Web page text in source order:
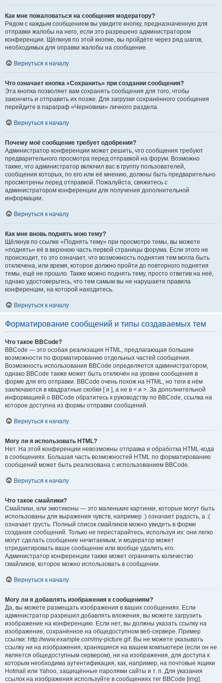
Как мне пожаловаться на сообщения модератору?
Рядом с каждым сообщением вы увидите кнопку, предназначенную для
отправки жалобы на него, если это разрешено администратором
конференции. Щёлкнув по этой кнопке, вы пройдёте через ряд шагов,
необходимых для оправки жалобы на сообщение.
Вернуться к началу
Что означает кнопка «Сохранить» при создании сообщения?
Эта кнопка позволяет вам сохранять сообщения для того, чтобы
закончить и отправить их позже. Для загрузки сохранённого сообщения
перейдите в параграф «Черновики» личного раздела.
Вернуться к началу
Почему моё сообщение требует одобрения?
Администратор конференции может решить, что сообщения требуют
предварительного просмотра перед отправкой на форум. Возможно
также, что администратор включил вас в группу пользователей,
сообщения которых, по его или её мнению, должны быть предварительно
просмотрены перед отправкой. Пожалуйста, свяжитесь с
администратором конференции для получения дополнительной
информации.
Вернуться к началу
Как мне вновь поднять мою тему?
Щёлкнув по ссылке «Поднять тему» при просмотре темы, вы можете
«поднять» её в верхнюю часть первой страницы форума. Если этого не
происходит, то это означает, что возможность поднятия тем могла быть
отключена, или время, которое должно пройти до повторного поднятия
темы, ещё не прошло. Также можно поднять тему, просто ответив на неё,
однако удостоверьтесь, что тем самым вы не нарушаете правила
конференции, на которой находитесь.
Вернуться к началу
Форматирование сообщений и типы создаваемых тем
Что такое BBCode?
BBCode — это особая реализация HTML, предлагающая большие
возможности по форматированию отдельных частей сообщения.
Возможность использования BBCode определяется администратором,
однако BBCode также может быть отключён на уровне сообщения в
форме для его отправки. BBCode очень похож на HTML, но теги в нём
заключаются в квадратные скобки [ и ], а не в < и >. За дополнительной
информацией о BBCode обратитесь к руководству по BBCode, ссылка на
которое доступна из формы отправки сообщений.
Вернуться к началу
Могу ли я использовать HTML?
Нет. На этой конференции невозможны отправка и обработка HTML-кода
в сообщениях. Большая часть возможностей HTML по форматированию
сообщений может быть реализована с использованием BBCode.
Вернуться к началу
Что такое смайлики?
Смайлики, или эмотиконы — это маленькие картинки, которые могут быть
использованы для выражения чувств, например :) означает радость, а :(
означает грусть. Полный список смайликов можно увидеть в форме
создания сообщений. Только не перестарайтесь, используя их: они легко
могут сделать сообщение нечитаемым, и модератор может
отредактировать ваше сообщение или вообще удалить его.
Администратор конференции также может ограничить количество
смайликов, которое можно использовать в сообщении.
Вернуться к началу
Могу ли я добавлять изображения к сообщениям?
Да, вы можете размещать изображения в ваших сообщениях. Если
администратор разрешил добавлять вложения, вы можете загрузить
изображение на конференцию. Если нет, вы должны указать ссылку на
изображение, сохранённое на общедоступном веб-сервере. Пример
ссылки: http://www.example.com/my-picture.gif. Вы не можете указывать
ссылку ни на изображения, хранящиеся на вашем компьютере (если он не
является общедоступным сервером), ни на изображения, для доступа к
которым необходима аутентификация, как, например, на почтовые ящики
Hotmail или Yahoo, защищённые паролями сайты и т. п. Для указания
ссылок на изображения используйте в сообщениях тег BBCode [img].